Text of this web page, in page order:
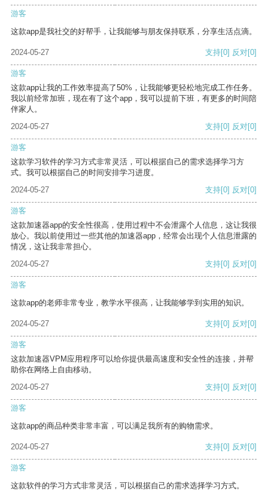
游客
这款app是我社交的好帮手，让我能够与朋友保持联系，分享生活点滴。
2024-05-27 支持[0] 反对[0]
游客
这款app让我的工作效率提高了50%，让我能够更轻松地完成工作任务。
我以前经常加班，现在有了这个app，我可以提前下班，有更多的时间陪
伴家人。
2024-05-27
支持[0] 反对[0]
游客
这款学习软件的学习方式非常灵活，可以根据自己的需求选择学习方
式。我可以根据自己的时间安排学习进度。
2024-05-27
支持[0] 反对[0]
游客
这款加速器app的安全性很高，使用过程中不会泄露个人信息，这让我很
放心。我以前使用过一些其他的加速器app，经常会出现个人信息泄露的
情况，这让我非常担心。
2024-05-27
支持[0] 反对[0]
游客
这款app的老师非常专业，教学水平很高，让我能够学到实用的知识。
2024-05-27 支持[0] 反对[0]
游客
这款加速器VPM应用程序可以给你提供最高速度和安全性的连接，并帮
助你在网络上自由移动。
2024-05-27
支持[0] 反对[0]
游客
这款app的商品种类非常丰富，可以满足我所有的购物需求。
2024-05-27 支持[0] 反对[0]
游客
这款软件的学习方式非常灵活，可以根据自己的需求选择学习方式。